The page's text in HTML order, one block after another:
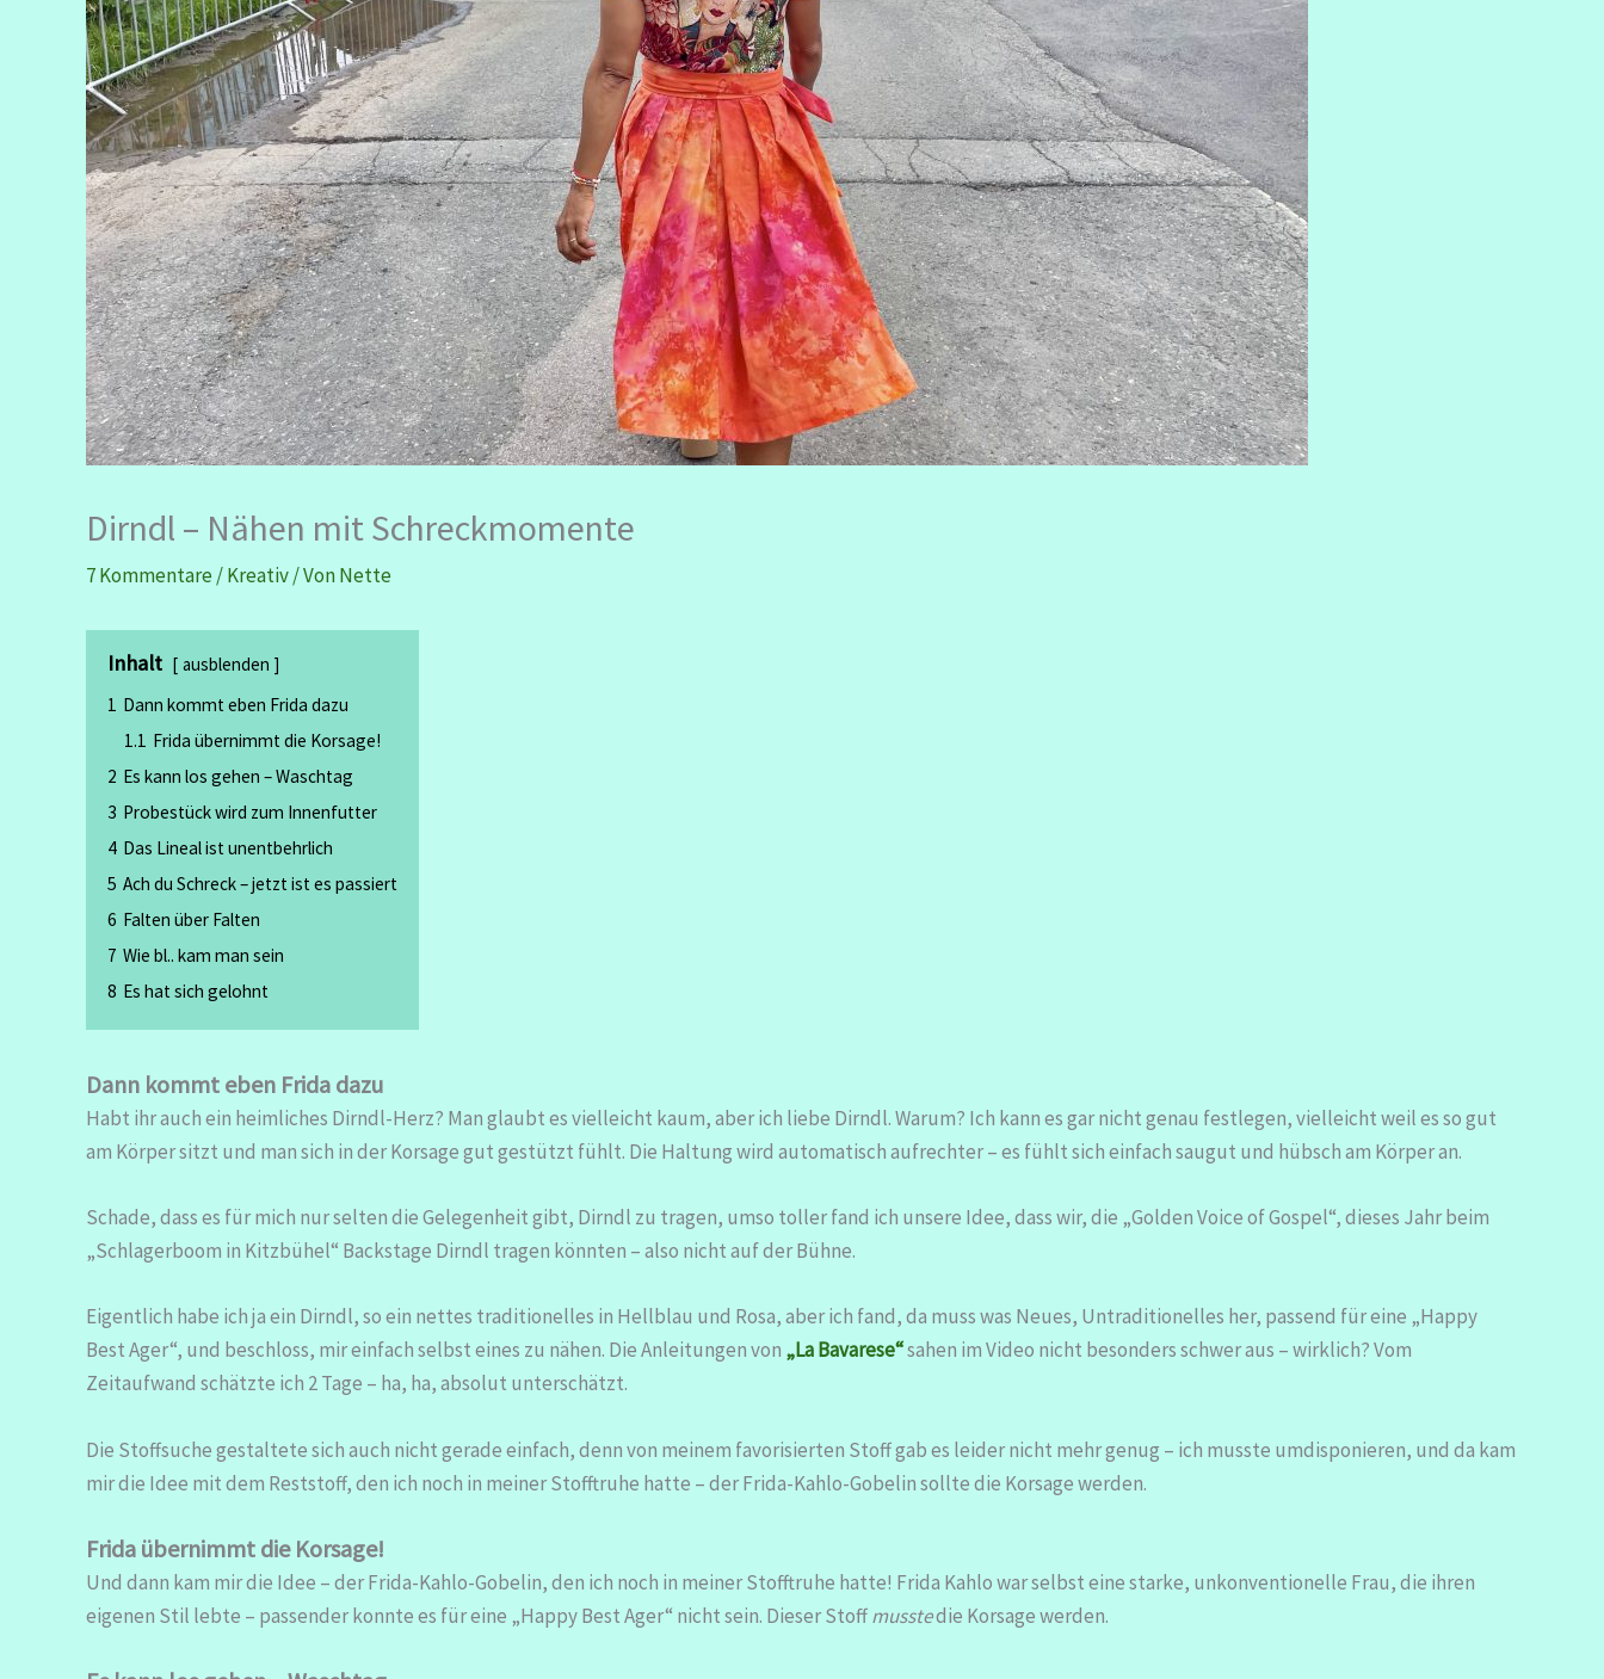
Dirndl – Nähen mit Schreckmomente
7 Kommentare/Kreativ/ VonNette
Inhalt
ausblenden
1 Dann kommt eben Frida dazu
1.1 Frida übernimmt die Korsage!
2 Es kann los gehen – Waschtag
3 Probestück wird zum Innenfutter
4 Das Lineal ist unentbehrlich
5 Ach du Schreck – jetzt ist es passiert
6 Falten über Falten
7 Wie bl.. kam man sein
8 Es hat sich gelohnt
Dann kommt eben Frida dazu
Habt ihr auch ein heimliches Dirndl-Herz? Man glaubt es vielleicht kaum, aber ich liebe Dirndl. Warum? Ich kann es gar nicht genau festlegen, vielleicht weil es so gut
am Körper sitzt und man sich in der Korsage gut gestützt fühlt. Die Haltung wird automatisch aufrechter – es fühlt sich einfach saugut und hübsch am Körper an.
Schade, dass es für mich nur selten die Gelegenheit gibt, Dirndl zu tragen, umso toller fand ich unsere Idee, dass wir, die „Golden Voice of Gospel“, dieses Jahr beim
„Schlagerboom in Kitzbühel“ Backstage Dirndl tragen könnten – also nicht auf der Bühne.
Eigentlich habe ich ja ein Dirndl, so ein nettes traditionelles in Hellblau und Rosa, aber ich fand, da muss was Neues, Untraditionelles her, passend für eine „Happy
Best Ager“, und beschloss, mir einfach selbst eines zu nähen. Die Anleitungen von „La Bavarese“sahen im Video nicht besonders schwer aus – wirklich? Vom
Zeitaufwand schätzte ich 2 Tage – ha, ha, absolut unterschätzt.
Die Stoffsuche gestaltete sich auch nicht gerade einfach, denn von meinem favorisierten Stoff gab es leider nicht mehr genug – ich musste umdisponieren, und da kam
mir die Idee mit dem Reststoff, den ich noch in meiner Stofftruhe hatte – der Frida-Kahlo-Gobelin sollte die Korsage werden.
Frida übernimmt die Korsage!
Und dann kam mir die Idee – der Frida-Kahlo-Gobelin, den ich noch in meiner Stofftruhe hatte! Frida Kahlo war selbst eine starke, unkonventionelle Frau, die ihren
eigenen Stil lebte – passender konnte es für eine „Happy Best Ager“ nicht sein. Dieser Stoffmusstedie Korsage werden.